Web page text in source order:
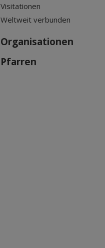
Visitationen
Weltweit verbunden
Organisationen
Pfarren